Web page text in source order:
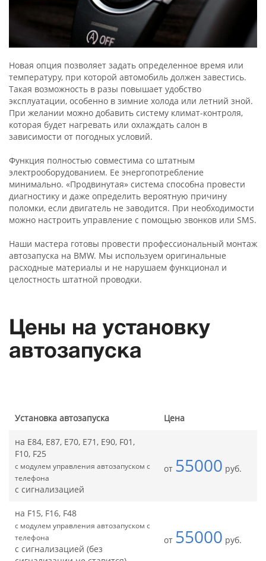
Новая опция позволяет задать определенное время или
температуру, при которой автомобиль должен завестись.
Такая возможность в разы повышает удобство
эксплуатации, особенно в зимние холода или летний зной.
При желании можно добавить систему климат-контроля,
которая будет нагревать или охлаждать салон в
зависимости от погодных условий.
Функция полностью совместима со штатным
электрооборудованием. Ее энергопотребление
минимально. «Продвинутая» система способна провести
диагностику и даже определить вероятную причину
поломки, если двигатель не заводится. При необходимости
можно настроить управление с помощью звонков или SMS.
Наши мастера готовы провести профессиональный монтаж
автозапуска на BMW. Мы используем оригинальные
расходные материалы и не нарушаем функционал и
целостность штатной проводки.
Цены на установку
автозапуска
Установка автозапуска Цена
на E84, E87, E70, E71, E90, F01,
F10, F25
с модулем управления автозапуском с
телефона
с сигнализацией
от 55000 руб.
на F15, F16, F48
с модулем управления автозапуском с
телефона
с сигнализацией (без
от 55000 руб.